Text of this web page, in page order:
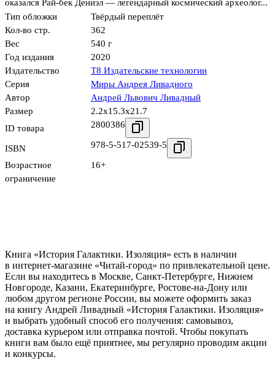
оказался Рай-бек Дениэл — легендарный космический археолог...
Тип обложки
Твёрдый переплёт
Кол-во стр.
362
Вес
540 г
Год издания
2020
Издательство
Т8 Издательские технологии
Серия
Миры Андрея Ливадного
Автор
Андрей Львович Ливадный
Размер
2.2x15.3x21.7
ID товара
2800386
ISBN 978-5-517-02539-5
Возрастное
ограничение
16+
Книга «История Галактики. Изоляция» есть в наличии
в интернет-магазине «Читай-город» по привлекательной цене.
Если вы находитесь в Москве, Санкт-Петербурге, Нижнем
Новгороде, Казани, Екатеринбурге, Ростове-на-Дону или
любом другом регионе России, вы можете оформить заказ
на книгу Андрей Ливадный «История Галактики. Изоляция»
и выбрать удобный способ его получения: самовывоз,
доставка курьером или отправка почтой. Чтобы покупать
книги вам было ещё приятнее, мы регулярно проводим акции
и конкурсы.